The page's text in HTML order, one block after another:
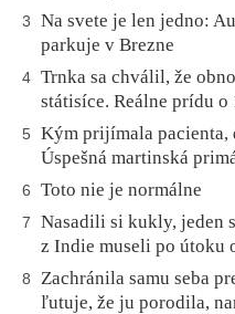
3
Na svete je len jedno:
parkuje v Brezne
4 Trnka sa chválil, že
státisíce. Reálne prídu
5
Kým prijímala pacienta,
Úspešná martinská
6 Toto nie je normálne
7
Nasadili si kukly, jeden
z Indie museli po útoku
8
Zachránila samu seba
ľutuje, že ju porodila,